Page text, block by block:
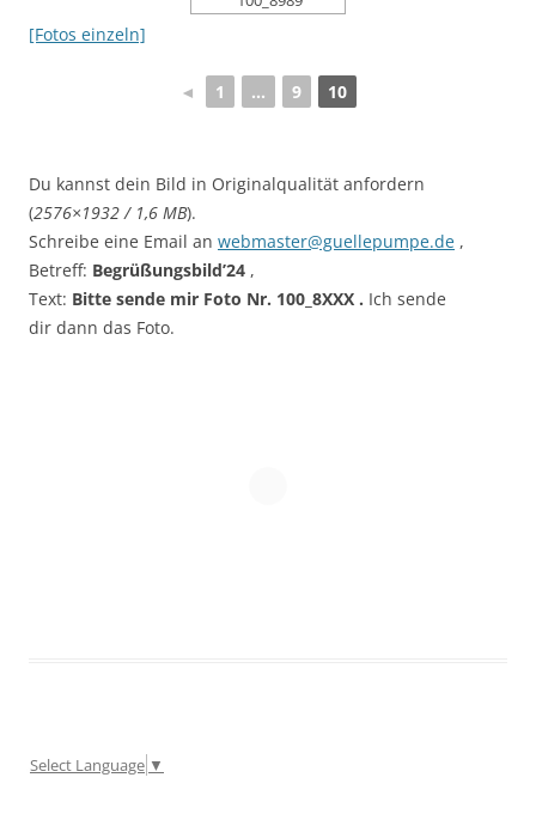
[Fotos einzeln]
◄ 1 ... 9 10
Du kannst dein Bild in Originalqualität anfordern
(2576×1932 / 1,6 MB).
Schreibe eine Email an webmaster@guellepumpe.de ,
Betreff: Begrüßungsbild’24 ,
Text: Bitte sende mir Foto Nr. 100_8XXX . Ich sende
dir dann das Foto.
Select Language ▼